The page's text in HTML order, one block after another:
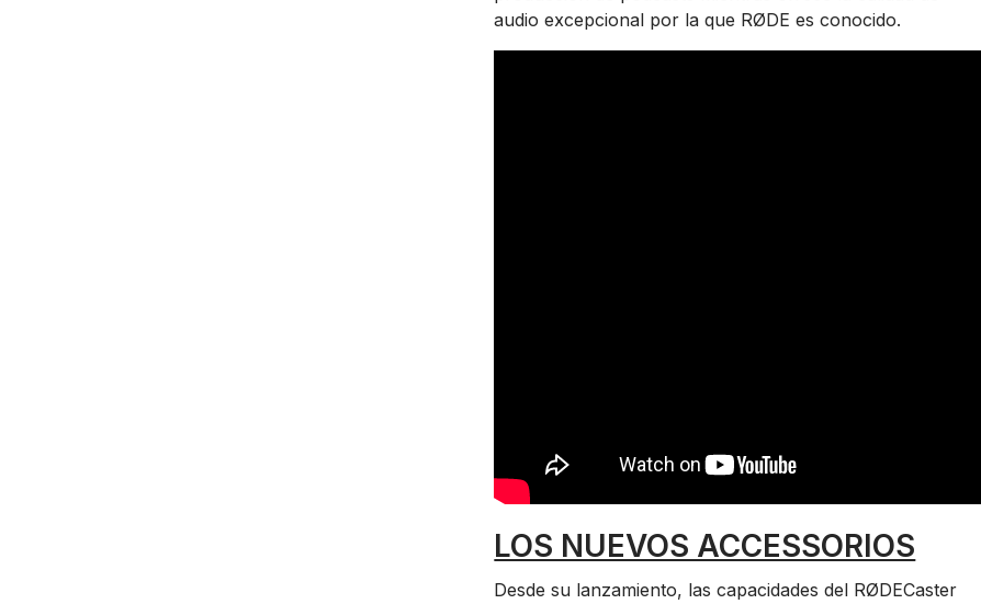
audio excepcional por la que RØDE es conocido.
LOS NUEVOS ACCESSORIOS
Desde su lanzamiento, las capacidades del RØDECaster